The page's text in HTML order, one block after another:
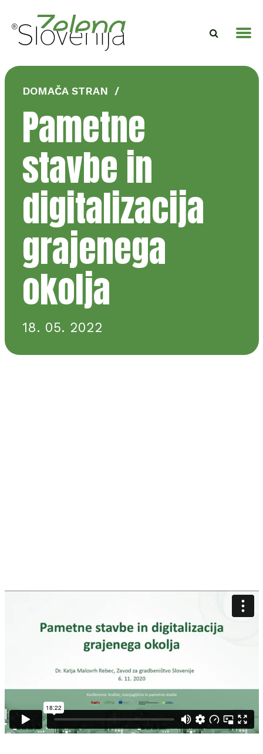
DOMAČA STRAN /
Pametne
stavbe in
digitalizacija
grajenega
okolja
18. 05. 2022